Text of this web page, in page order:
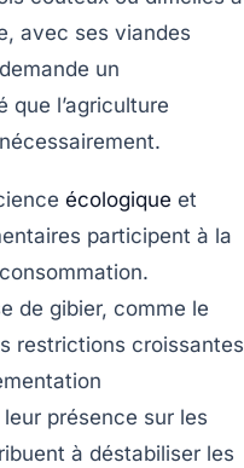
, avec ses viandes
un
que l’agriculture
écologique et
participent à la
de gibier, comme le
restrictions croissantes
présence sur les
à déstabiliser les